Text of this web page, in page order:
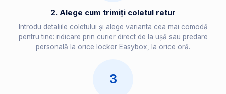
2. Alege cum trimiți coletul retur
Introdu detaliile coletului și alege varianta cea mai comodă
pentru tine: ridicare prin curier direct de la ușă sau predare
personală la orice locker Easybox, la orice oră.
3